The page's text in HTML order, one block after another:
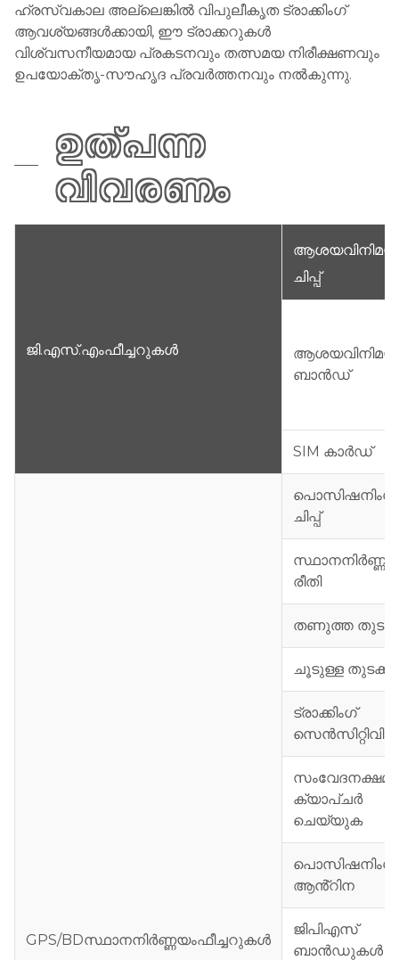
ഹ്രസ്വകാല അല്ലെങ്കിൽ വിപുലീകൃത ട്രാക്കിംഗ്
ആവശ്യങ്ങൾക്കായി, ഈ ട്രാക്കറുകൾ
വിശ്വസനീയമായ പ്രകടനവും തത്സമയ നിരീക്ഷണവും
ഉപയോക്തൃ-സൗഹൃദ പ്രവർത്തനവും നൽകുന്നു.
ഉത്പന്ന
വിവരണം
ജി.എസ്.എംഫീച്ചറുകൾ
ആശയവിനിമയ
ചിപ്പ്
ആശയവിനിമയ
ബാൻഡ്
SIM കാർഡ്
GPS/BDസ്ഥാനനിർണ്ണയംഫീച്ചറുകൾ
പൊസിഷനിംഗ്
ചിപ്പ്
സ്ഥാനനിർണ്ണയ
രീതി
തണുത്ത
ചൂടുള്ള തുടക്കം
ട്രാക്കിംഗ്
സെൻസിറ്റിവിറ്റി
ക്യാപ്ചർ
ചെയ്യുക
പൊസിഷനിംഗ്
ആൻ്റിന
ജിപിഎസ്
ബാൻഡുകൾ